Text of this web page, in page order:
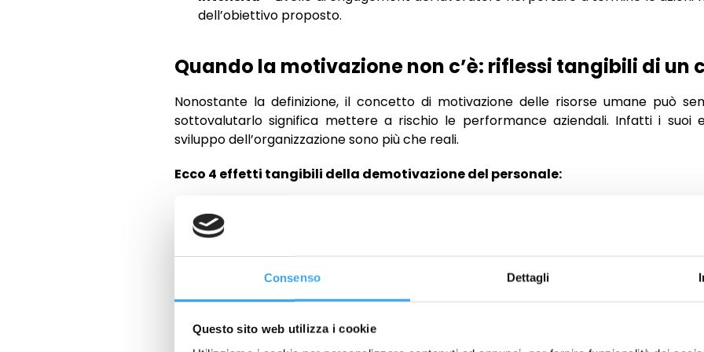
Consenso Dettagli
Questo sito web utilizza i cookie
dell’obiettivo proposto.
Quando la motivazione non c’è: riflessi tangibili di
Nonostante la definizione, il concetto di motivazione delle risorse umane può
sottovalutarlo significa mettere a rischio le performance aziendali. Infatti i
sviluppo dell’organizzazione sono più che reali.
Ecco 4 effetti tangibili della demotivazione del personale:
– Esistono vari studi
soddisfazione del lavoratore con la soddisfazione (e fidelizzazione) del cliente.
servizi dell’azienda.Un rischio più che reale
che, nell’era dell’esperienza
non si può correre.
Perdita di efficienza ed efficacia del singolo e complessiva
demotivazione delle risorse umane e la perdita del’efficienza e